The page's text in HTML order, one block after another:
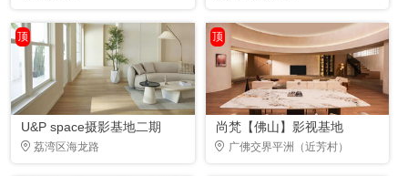
顶
U&P space摄影基地二期
荔湾区海龙路
顶
尚梵【佛山】影视基地
广佛交界平洲（近芳村）